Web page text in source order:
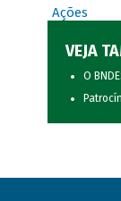
Ações
VEJA
O